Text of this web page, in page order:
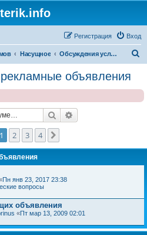
Вход
Регистрация
Насущное Обсуждения услуг и рекламные объявления
объявления
Поиск
1 2 3 4
Пн янв 23, 2017 23:38
вопросы
объявления
«Пт мар 13, 2009 02:01